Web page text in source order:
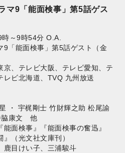
マ9「能面検事」第5話ゲス
～9時54分 O.A.
9「能面検事」第5話ゲスト（金
京、テレビ大阪、テレビ愛知、テ
レビ北海道、TVQ 九州放送
・ 宇梶剛士 竹財輝之助 松尾諭
脇康文 他
能面検事』『能面検事の奮迅』
』（光文社文庫刊）
鹿目けい子、三浦駿斗